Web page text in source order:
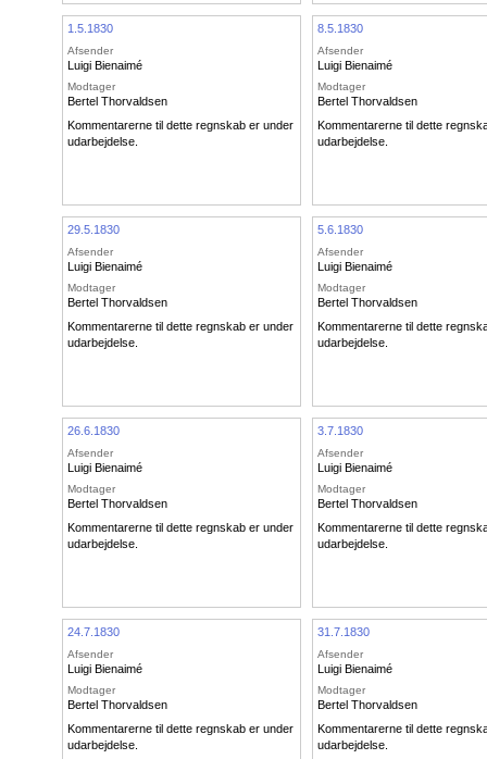
1.5.1830
Afsender
Luigi Bienaimé
Modtager
Bertel Thorvaldsen
Kommentarerne til dette regnskab er under
udarbejdelse.
8.5.1830
Afsender
Luigi Bienaimé
Modtager
Bertel Thorvaldsen
Kommentarerne til dette
udarbejdelse.
29.5.1830
Afsender
Luigi Bienaimé
Modtager
Bertel Thorvaldsen
Kommentarerne til dette regnskab er under
udarbejdelse.
5.6.1830
Afsender
Luigi Bienaimé
Modtager
Bertel Thorvaldsen
Kommentarerne til dette
udarbejdelse.
26.6.1830
Afsender
Luigi Bienaimé
Modtager
Bertel Thorvaldsen
Kommentarerne til dette regnskab er under
udarbejdelse.
3.7.1830
Afsender
Luigi Bienaimé
Modtager
Bertel Thorvaldsen
Kommentarerne til dette
udarbejdelse.
24.7.1830
Afsender
Luigi Bienaimé
Modtager
Bertel Thorvaldsen
Kommentarerne til dette regnskab er under
udarbejdelse.
31.7.1830
Afsender
Luigi Bienaimé
Modtager
Bertel Thorvaldsen
Kommentarerne til dette
udarbejdelse.